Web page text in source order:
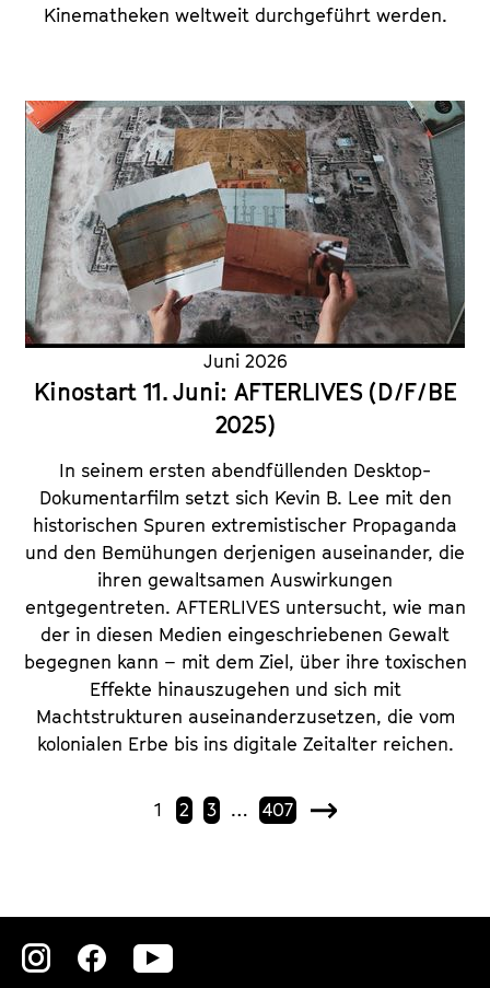
Kinematheken weltweit durchgeführt werden.
Juni 2026
Kinostart 11. Juni: AFTERLIVES (D/F/BE
2025)
In seinem ersten abendfüllenden Desktop-
Dokumentarfilm setzt sich Kevin B. Lee mit den
historischen Spuren extremistischer Propaganda
und den Bemühungen derjenigen auseinander, die
ihren gewaltsamen Auswirkungen
entgegentreten. AFTERLIVES untersucht, wie man
der in diesen Medien eingeschriebenen Gewalt
begegnen kann – mit dem Ziel, über ihre toxischen
Effekte hinauszugehen und sich mit
Machtstrukturen auseinanderzusetzen, die vom
kolonialen Erbe bis ins digitale Zeitalter reichen.
1 2 3 … 407
N
Zu
Zu
Zu